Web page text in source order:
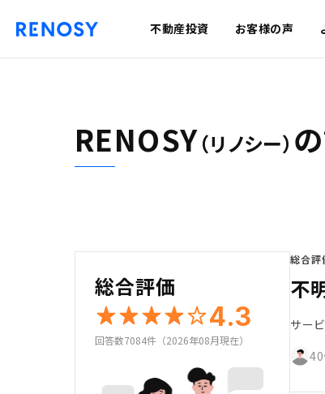
不動産投資 お客様の声
RENOSY（リノシー）
総合評価
4.3
回答数7084件（2026年08月現在）
総合評
不
サー